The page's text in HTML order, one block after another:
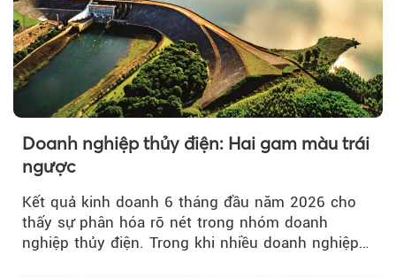
Doanh nghiệp thủy điện: Hai gam màu trái
ngược
Kết quả kinh doanh 6 tháng đầu năm 2026 cho
thấy sự phân hóa rõ nét trong nhóm doanh
nghiệp thủy điện. Trong khi nhiều doanh nghiệp